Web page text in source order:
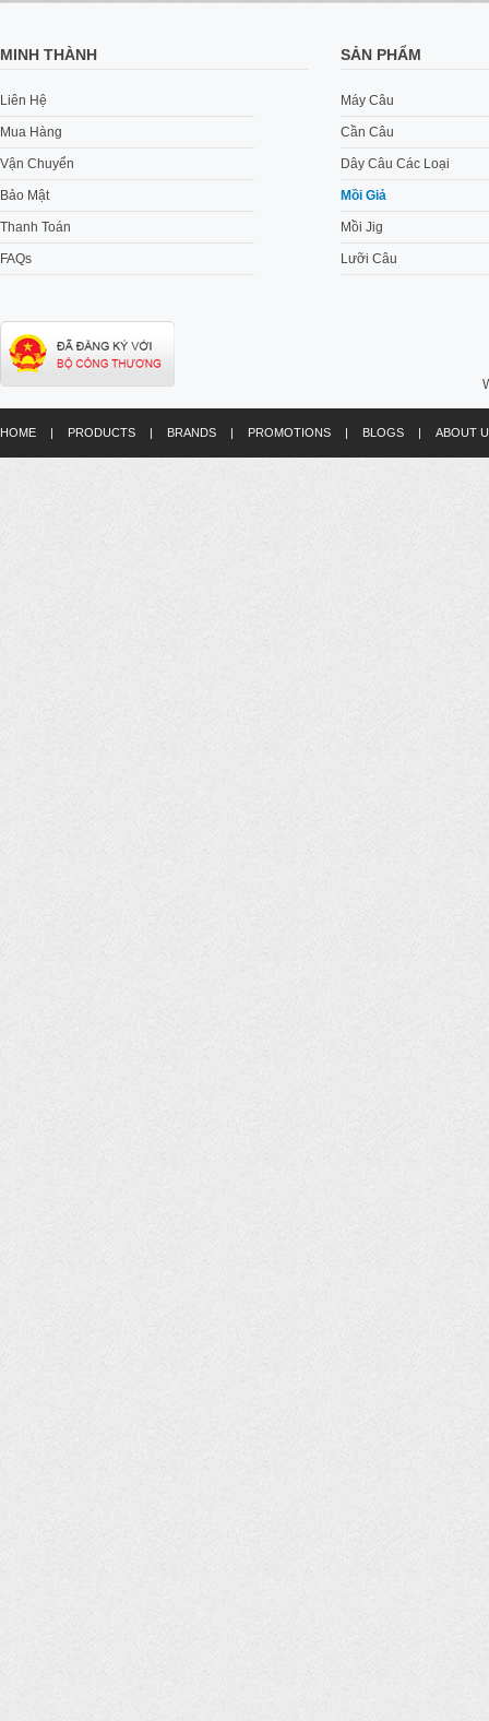
BlueBlue Gachisla
MINH THÀNH
Liên Hệ
Mua Hàng
Vận Chuyển
Bảo Mật
Thanh Toán
FAQs
SẢN PHẨM
Máy Câu
Cần Câu
Dây Câu Các Loại
Mồi Giả
Mồi Jig
Lưỡi Câu
HOME | PRODUCTS | BRANDS | PROMOTIONS | BLOGS | ABOUT